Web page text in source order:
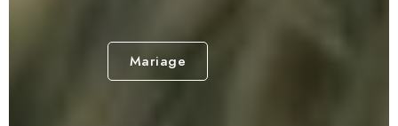
Mariage